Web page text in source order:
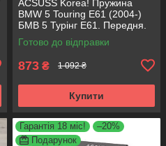
ACSUSS Korea! Пружина
BMW 5 Touring E61 (2004-)
БМВ 5 Турінг Е61. Передня.
4008477 , RH3905. Аксусс
Корея
Готово до відправки
873 ₴ 1 092 ₴
Купити
Гарантія 18 міс!
–20%
Подарунок